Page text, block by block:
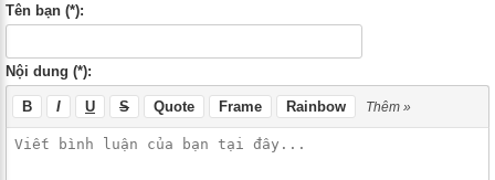
Tên bạn (*):
Nội dung (*):
B I U S Quote Frame Rainbow Thêm »